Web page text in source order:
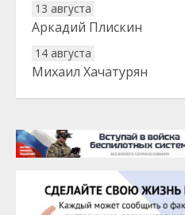
13 августа
Аркадий Плискин
14 августа
Михаил Хачатурян
20 августа
22 августа
Евгений Ефимов
25 августа
Сэсэгма Бубеева